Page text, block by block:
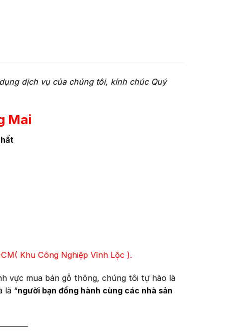
dịch vụ của chúng tôi, kính chúc Quý
Mai
Khu Công Nghiệp Vĩnh Lộc ).
vực mua bán gỗ thông, chúng tôi tự hào là
là “người bạn đồng hành cùng các nhà sản